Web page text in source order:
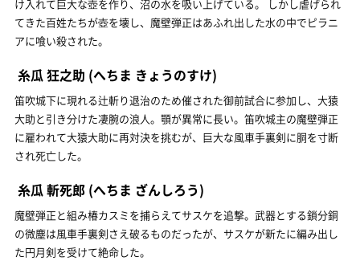
け入れて巨大な壺を作り、沼の水を吸い上げている。 しかし虐げられ
てきた百姓たちが壺を壊し、魔壁弾正はあふれ出した水の中でピラニ
アに喰い殺された。
糸瓜 狂之助 (へちま きょうのすけ)
笛吹城下に現れる辻斬り退治のため催された御前試合に参加し、大猿
大助と引き分けた凄腕の浪人。顎が異常に長い。笛吹城主の魔壁弾正
に雇われて大猿大助に再対決を挑むが、巨大な風車手裏剣に胴を寸断
され死亡した。
糸瓜 斬死郎 (へちま ざんしろう)
魔壁弾正と組み椿カスミを捕らえてサスケを追撃。武器とする鎖分銅
の微塵は風車手裏剣さえ破るものだったが、サスケが新たに編み出し
た円月剣を受けて絶命した。